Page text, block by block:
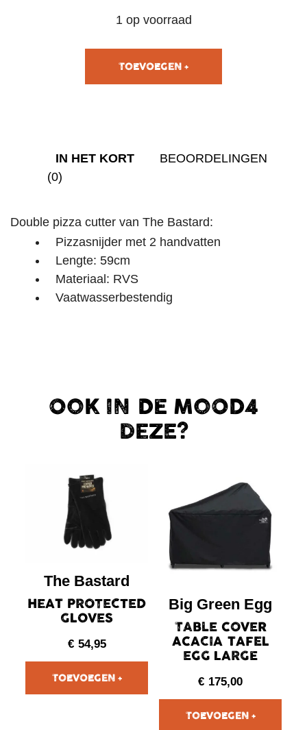
1 op voorraad
TOEVOEGEN AAN
WINKELWAGEN
IN HET KORT
BEOORDELINGEN
(0)
Double pizza cutter van The Bastard:
Pizzasnijder met 2 handvatten
Lengte: 59cm
Materiaal: RVS
Vaatwasserbestendig
OOK IN DE MOOD4
DEZE?
The Bastard
HEAT PROTECTED
GLOVES
€ 54,95
Big Green Egg
TABLE COVER
ACACIA TAFEL
EGG LARGE
€ 175,00